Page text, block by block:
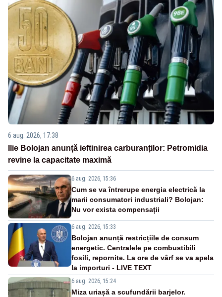
6 aug. 2026, 17:38
Ilie Bolojan anunță ieftinirea carburanților: Petromidia
revine la capacitate maximă
6 aug. 2026, 15:36
Cum se va întrerupe energia electrică la
marii consumatori industriali? Bolojan:
Nu vor exista compensații
6 aug. 2026, 15:33
Bolojan anunță restricțiile de consum
energetic. Centralele pe combustibili
fosili, repornite. La ore de vârf se va apela
la importuri - LIVE TEXT
6 aug. 2026, 15:24
Miza uriașă a scufundării barjelor.